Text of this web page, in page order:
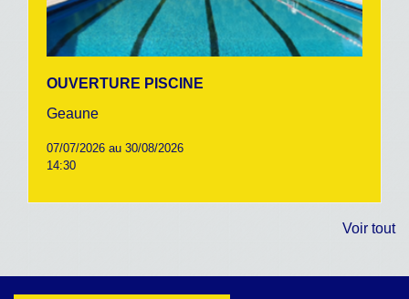
OUVERTURE PISCINE
Geaune
07/07/2026 au 30/08/2026
14:30
Voir tout